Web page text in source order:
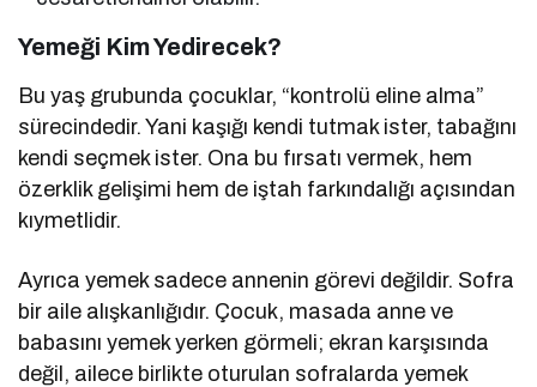
Yemeği Kim Yedirecek?
Bu yaş grubunda çocuklar, “kontrolü eline alma”
sürecindedir. Yani kaşığı kendi tutmak ister, tabağını
kendi seçmek ister. Ona bu fırsatı vermek, hem
özerklik gelişimi hem de iştah farkındalığı açısından
kıymetlidir.
Ayrıca yemek sadece annenin görevi değildir. Sofra
bir aile alışkanlığıdır. Çocuk, masada anne ve
babasını yemek yerken görmeli; ekran karşısında
değil, ailece birlikte oturulan sofralarda yemek